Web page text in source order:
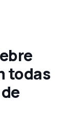
todas